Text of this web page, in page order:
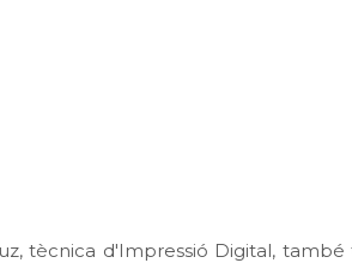
tècnica d'Impressió Digital,